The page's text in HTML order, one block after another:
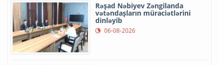
Rəşad Nəbiyev Zəngilanda
vətəndaşların müraciətlərini
dinləyib
06-08-2026